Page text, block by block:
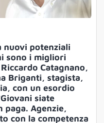
nuovi potenziali
sono i migliori
Catagnano,
Briganti, stagista,
con un esordio
siate
paga. Agenzie,
con la competenza